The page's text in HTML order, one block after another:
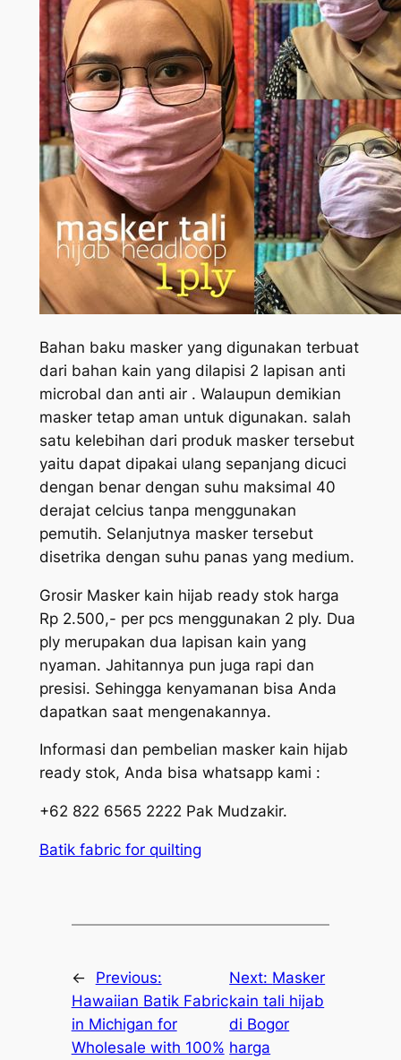
Bahan baku masker yang digunakan terbuat
dari bahan kain yang dilapisi 2 lapisan anti
microbal dan anti air . Walaupun demikian
masker tetap aman untuk digunakan. salah
satu kelebihan dari produk masker tersebut
yaitu dapat dipakai ulang sepanjang dicuci
dengan benar dengan suhu maksimal 40
derajat celcius tanpa menggunakan
pemutih. Selanjutnya masker tersebut
disetrika dengan suhu panas yang medium.
Grosir Masker kain hijab ready stok harga
Rp 2.500,- per pcs menggunakan 2 ply. Dua
ply merupakan dua lapisan kain yang
nyaman. Jahitannya pun juga rapi dan
presisi. Sehingga kenyamanan bisa Anda
dapatkan saat mengenakannya.
Informasi dan pembelian masker kain hijab
ready stok, Anda bisa whatsapp kami :
+62 822 6565 2222 Pak Mudzakir.
Batik fabric for quilting
←
Previous:
Hawaiian Batik Fabric
in Michigan for
Wholesale with 100%
Next: Masker
kain tali hijab
di Bogor
harga